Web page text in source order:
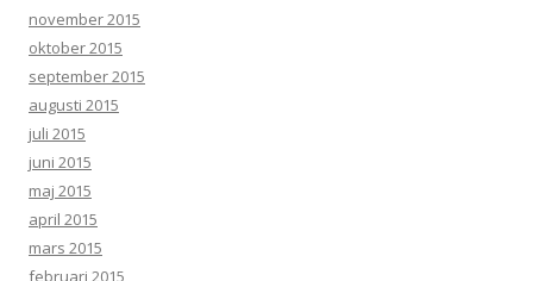
november 2015
oktober 2015
september 2015
augusti 2015
juli 2015
juni 2015
maj 2015
april 2015
mars 2015
februari 2015